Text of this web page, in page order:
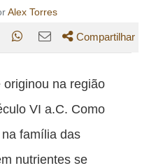
Alex Torres
esta
publicação
esta
publicação
Compartilhar
na região
VI a.C. Como
família das
nutrientes se